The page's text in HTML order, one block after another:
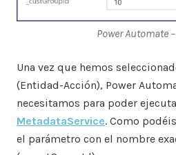
Power Automate
Una vez que hemos
(Entidad-Acción), Power
necesitamos para poder
MetadataService. Como
el parámetro con el nombre